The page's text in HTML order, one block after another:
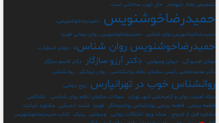
تشخیص رفتار نابهنجار
حال خوب ساختنی است
حمیدرضاخوشنویس حمیدرضاخوشنویس،
حمیدرضاخوشنویس،روان شناس حمیدرضاخوشنویس روان درمانی فوبیا
حمیدرضاخوشنویس روان شناس،
درمان اضطراب،
درمان افسردگی، درمان وسواس، دکتر آرزو سازگار دکتر قاسم سازگار
دکتر محمدحاتمی رئیس سازمان نظام روانشناسی روان درمانگر، روانشناس
روانشناس خوب در تهرانپارس زوج درمانی،
ستاد امنیت روان و آرامبخشی شهر تهران سوالات سازمان نظام روان شناسی، شادکامی
فاطمه برنجی
فاطمه برنجی روانشناس رواندرمانگر فوبیا مثبت اندیشی مشاوره خیانت،
مشاوره قبل از ازدواج، منشا ورود اختلالات روانی، وسواس پنیک کتاب حمیدرضاخوشنویس